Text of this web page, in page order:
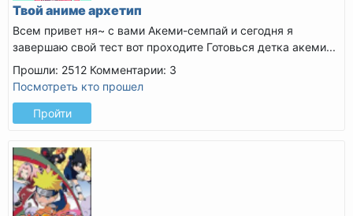
Твой аниме архетип
Всем привет ня~ с вами Акеми-семпай и сегодня я
завершаю свой тест вот проходите Готовься детка акеми...
Прошли: 2512 Комментарии: 3
Посмотреть кто прошел
Пройти